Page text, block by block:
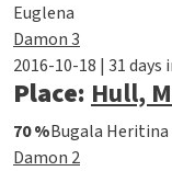
Euglena
Damon 3
2016-10-18 | 31
Place:Hull,
70 %Bugala Heritina
Damon 2